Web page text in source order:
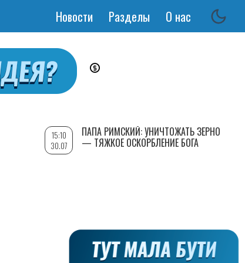
Основная
Новости Разделы О нас
15:10
30.07
ПАПА РИМСКИЙ: УНИЧТОЖАТЬ ЗЕРНО
— ТЯЖКОЕ ОСКОРБЛЕНИЕ БОГА